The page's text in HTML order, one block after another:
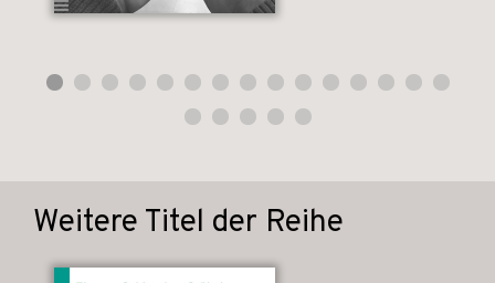
Weitere Titel der Reihe